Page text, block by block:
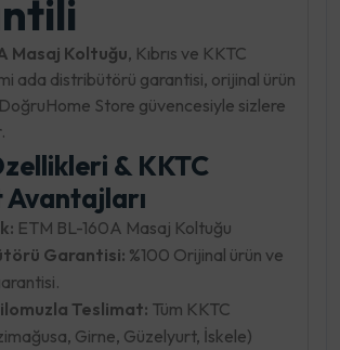
Masaj Koltuğu, Kıbrıs ve KKTC
ada distribütörü garantisi, orijinal ürün
Store güvencesiyle sizlere
& KKTC
Avantajları
ETM BL-160A Masaj Koltuğu
Garantisi: %100 Orijinal ürün ve
Teslimat: Tüm KKTC
Girne, Güzelyurt, İskele)